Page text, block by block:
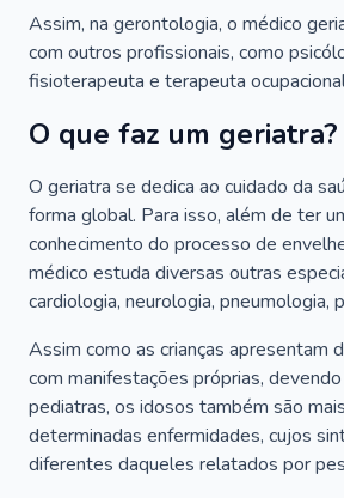
Assim, na gerontologia, o médico
com outros profissionais, como
fisioterapeuta e terapeuta
O que faz um geriatra?
O geriatra se dedica ao cuidado da
forma global. Para isso, além de ter
conhecimento do processo de
médico estuda diversas outras
cardiologia, neurologia, pneumologia,
Assim como as crianças apresentam
com manifestações próprias,
pediatras, os idosos também são
determinadas enfermidades, cujos
diferentes daqueles relatados por